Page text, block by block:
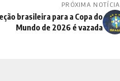
PRÓXIMA NOTÍCIA
brasileira para a Copa do
Mundo de 2026 é vazada